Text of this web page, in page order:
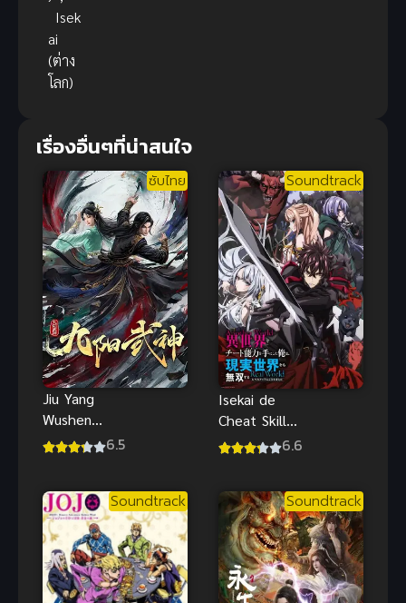
Isek
ai
(ต่าง
โลก)
เรื่องอื่นๆที่น่าสนใจ
ซับไทย
Jiu Yang
Wushen
(Ascendants
สงครามเก้า
ตะวัน
6.5
Soundtrack
Isekai de
Cheat Skill
wo Te ni
เทียมทาน
สร้างตำนาน
ในสองโลก
6.6
Soundtrack Soundtrack